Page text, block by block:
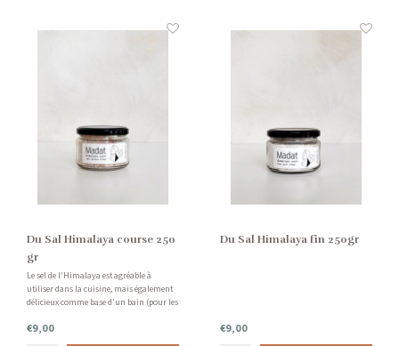
Du Sal Himalaya course 250
gr
Le sel de l'Himalaya est agréable à
utiliser dans la cuisine, mais également
délicieux comme base d'un bain (pour les
€9,00
Du Sal Himalaya fin 250gr
€9,00